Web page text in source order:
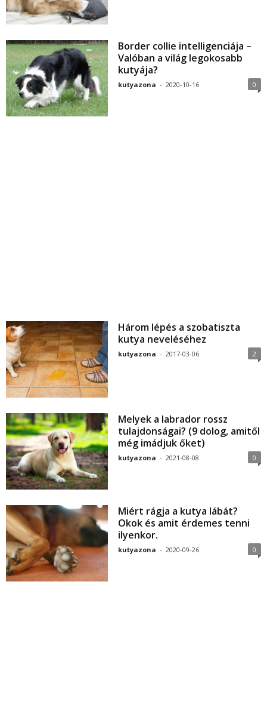
Border collie intelligenciája –
Valóban a világ legokosabb
kutyája?
kutyazona - 2020-10-16 0
Három lépés a szobatiszta
kutya neveléséhez
kutyazona - 2017-03-06 2
Melyek a labrador rossz
tulajdonságai? (9 dolog, amitől
még imádjuk őket)
kutyazona - 2021-08-08 0
Miért rágja a kutya lábát?
Okok és amit érdemes tenni
ilyenkor.
kutyazona - 2020-09-26 0